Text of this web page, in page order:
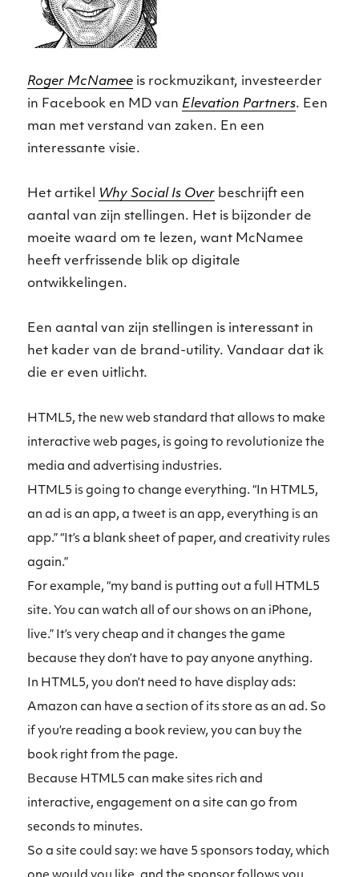
Roger McNamee is rockmuzikant, investeerder
in Facebook en MD van Elevation Partners. Een
man met verstand van zaken. En een
interessante visie.
Het artikel Why Social Is Over beschrijft een
aantal van zijn stellingen. Het is bijzonder de
moeite waard om te lezen, want McNamee
heeft verfrissende blik op digitale
ontwikkelingen.
Een aantal van zijn stellingen is interessant in
het kader van de brand-utility. Vandaar dat ik
die er even uitlicht.
HTML5, the new web standard that allows to make
interactive web pages, is going to revolutionize the
media and advertising industries.
HTML5 is going to change everything. “In HTML5,
an ad is an app, a tweet is an app, everything is an
app.” “It’s a blank sheet of paper, and creativity rules
again.”
For example, “my band is putting out a full HTML5
site. You can watch all of our shows on an iPhone,
live.” It’s very cheap and it changes the game
because they don’t have to pay anyone anything.
In HTML5, you don’t need to have display ads:
Amazon can have a section of its store as an ad. So
if you’re reading a book review, you can buy the
book right from the page.
Because HTML5 can make sites rich and
interactive, engagement on a site can go from
seconds to minutes.
So a site could say: we have 5 sponsors today, which